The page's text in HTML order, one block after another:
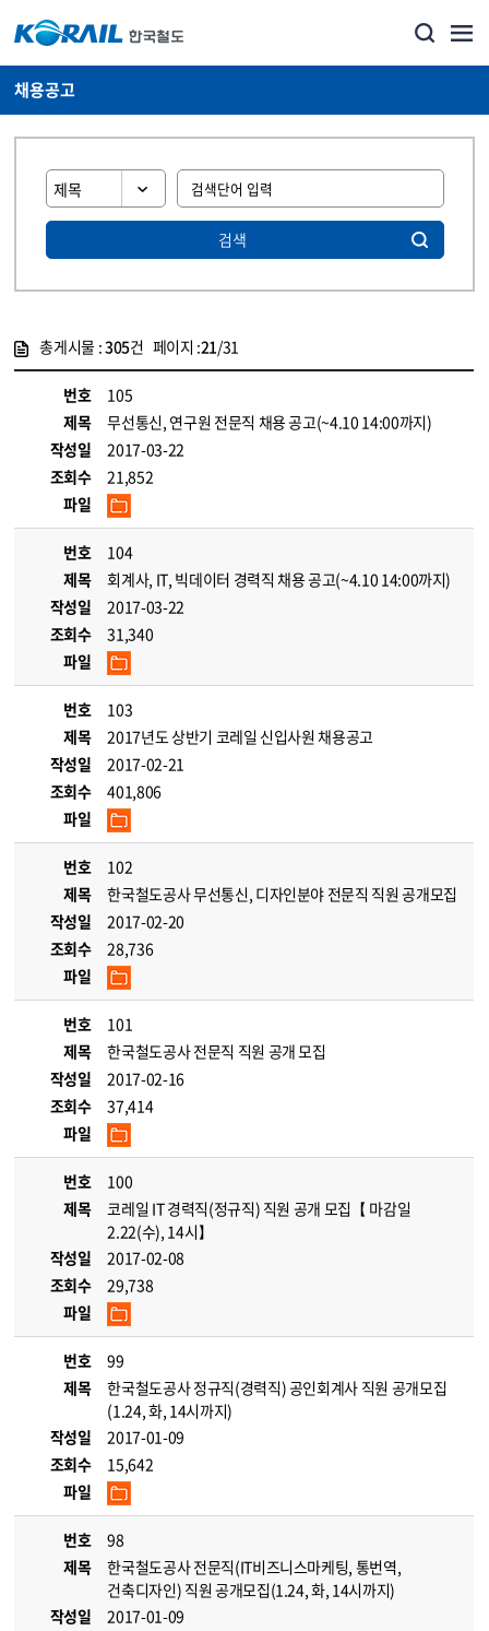
채용공고
검색
총게시물 :305건 페이지 :21/31
번호
105
제목
무선통신, 연구원 전문직 채용 공고(~4.10 14:00까지)
작성일
2017-03-22
조회수
21,852
파일
번호
104
제목
회계사, IT, 빅데이터 경력직 채용 공고(~4.10 14:00까지)
작성일
2017-03-22
조회수
31,340
파일
번호
103
제목
2017년도 상반기 코레일 신입사원 채용공고
작성일
2017-02-21
조회수
401,806
파일
번호
102
제목
한국철도공사 무선통신, 디자인분야 전문직 직원 공개모집
작성일
2017-02-20
조회수
28,736
파일
번호
101
제목
한국철도공사 전문직 직원 공개 모집
작성일
2017-02-16
조회수
37,414
파일
번호
100
제목
코레일 IT 경력직(정규직) 직원 공개 모집【 마감일
2.22(수), 14시】
작성일
2017-02-08
조회수
29,738
파일
번호
99
제목
한국철도공사 정규직(경력직) 공인회계사 직원 공개모집
(1.24, 화, 14시까지)
작성일
2017-01-09
조회수
15,642
파일
번호
98
제목
한국철도공사 전문직(IT비즈니스마케팅, 통번역,
건축디자인) 직원 공개모집(1.24, 화, 14시까지)
작성일
2017-01-09